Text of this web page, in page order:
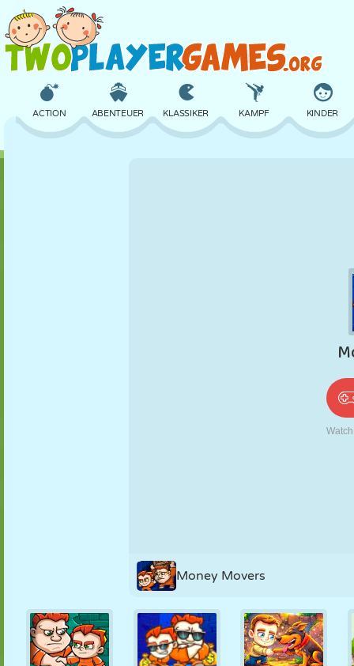
ACTION ABENTEUER KLASSIKER KAMPF KINDER
TIC TAC TOE
Money Movers